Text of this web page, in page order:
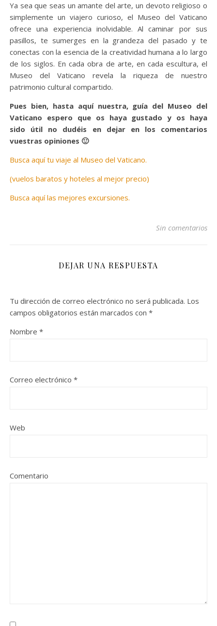
Ya sea que seas un amante del arte, un devoto religioso o
simplemente un viajero curioso, el Museo del Vaticano
ofrece una experiencia inolvidable. Al caminar por sus
pasillos, te sumerges en la grandeza del pasado y te
conectas con la esencia de la creatividad humana a lo largo
de los siglos. En cada obra de arte, en cada escultura, el
Museo del Vaticano revela la riqueza de nuestro
patrimonio cultural compartido.
Pues bien, hasta aquí nuestra, guía del Museo del
Vaticano espero que os haya gustado y os haya
sido útil no dudéis en dejar en los comentarios
vuestras opiniones 🙂
Busca aquí tu viaje al Museo del Vaticano.
(vuelos baratos y hoteles al mejor precio)
Busca aquí las mejores excursiones.
Sin comentarios
DEJAR UNA RESPUESTA
Tu dirección de correo electrónico no será publicada. Los
campos obligatorios están marcados con *
Nombre *
Correo electrónico *
Web
Comentario